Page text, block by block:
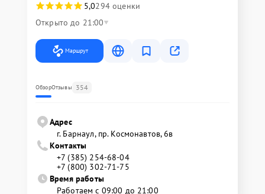
5,0294 оценки
Открыто до 21:00
Маршрут
ОбзорОтзывы 354
Адрес
г. Барнаул, ​пр. Космонавтов, 6в
Контакты
+7 (385) 254-68-04
+7 (800) 302-71-75
Время работы
Работаем с 09:00 до 21:00